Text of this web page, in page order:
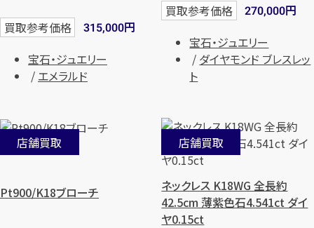
買取参考価格 315,000円
宝石・ジュエリー
エメラルド
買取参考価格 270,000円
宝石・ジュエリー
ダイヤモンド ブレスレッ
ト
店舗買取
Pt900/K18ブローチ
店舗買取
ネックレス K18WG 全長約
42.5cm 薄紫色石4.541ct ダイ
ヤ0.15ct